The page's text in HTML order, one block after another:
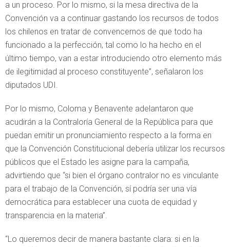
a un proceso. Por lo mismo, si la mesa directiva de la
Convención va a continuar gastando los recursos de todos
los chilenos en tratar de convencernos de que todo ha
funcionado a la perfección, tal como lo ha hecho en el
último tiempo, van a estar introduciendo otro elemento más
de ilegitimidad al proceso constituyente”, señalaron los
diputados UDI.
Por lo mismo, Coloma y Benavente adelantaron que
acudirán a la Contraloría General de la República para que
puedan emitir un pronunciamiento respecto a la forma en
que la Convención Constitucional debería utilizar los recursos
públicos que el Estado les asigne para la campaña,
advirtiendo que “si bien el órgano contralor no es vinculante
para el trabajo de la Convención, sí podría ser una vía
democrática para establecer una cuota de equidad y
transparencia en la materia”.
“Lo queremos decir de manera bastante clara: si en la